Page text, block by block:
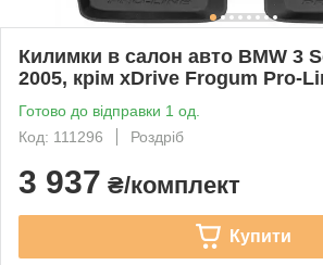
Килимки в салон авто BMW 3
2005, крім xDrive Frogum Pro-
Готово до відправки 1 од.
Код: 111296
Роздріб
3 937 ₴/комплект
Купити